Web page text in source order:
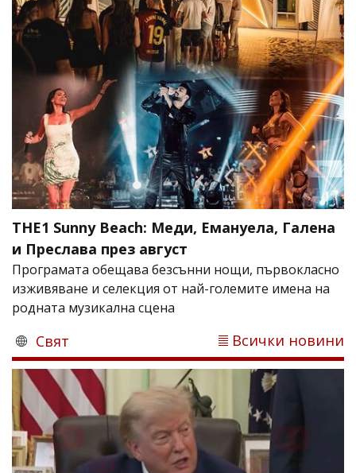
THE1 Sunny Beach: Меди, Емануела, Галена
и Преслава през август
Програмата обещава безсънни нощи, първокласно
изживяване и селекция от най-големите имена на
родната музикална сцена
Свят Всички новини